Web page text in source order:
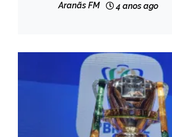
Aranãs FM 4 anos ago